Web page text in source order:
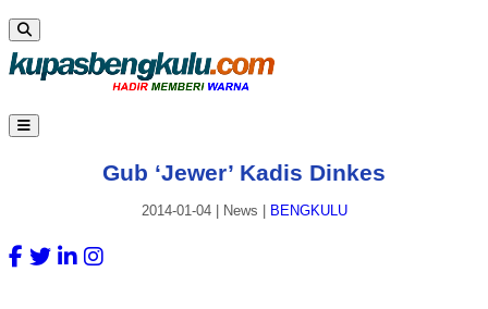
Gub ‘Jewer’ Kadis Dinkes
2014-01-04| News BENGKULU